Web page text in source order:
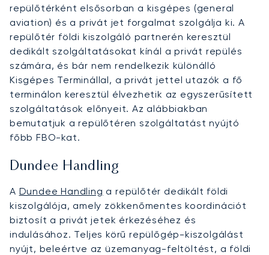
repülőtérként elsősorban a kisgépes (general
aviation) és a privát jet forgalmat szolgálja ki. A
repülőtér földi kiszolgáló partnerén keresztül
dedikált szolgáltatásokat kínál a privát repülés
számára, és bár nem rendelkezik különálló
Kisgépes Terminállal, a privát jettel utazók a fő
terminálon keresztül élvezhetik az egyszerűsített
szolgáltatások előnyeit. Az alábbiakban
bemutatjuk a repülőtéren szolgáltatást nyújtó
főbb FBO-kat.
Dundee Handling
A Dundee Handling a repülőtér dedikált földi
kiszolgálója, amely zökkenőmentes koordinációt
biztosít a privát jetek érkezéséhez és
indulásához. Teljes körű repülőgép-kiszolgálást
nyújt, beleértve az üzemanyag-feltöltést, a földi